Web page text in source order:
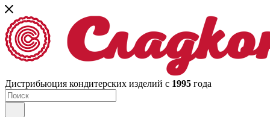
Дистрибьюция кондитерских изделий с 1995 года